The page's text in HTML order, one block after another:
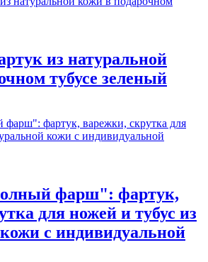
из натуральной
тубусе зеленый
фарш": фартук,
для ножей и тубус из
с индивидуальной